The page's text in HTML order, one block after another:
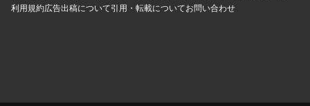
利用規約広告出稿について引用・転載についてお問い合わせ